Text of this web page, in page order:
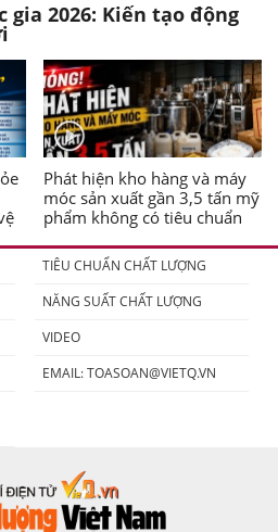
gia 2026: Kiến tạo động
Phát hiện kho hàng và máy
móc sản xuất gần 3,5 tấn mỹ
phẩm không có tiêu chuẩn
TIÊU CHUẨN CHẤT LƯỢNG
NĂNG SUẤT CHẤT LƯỢNG
VIDEO
EMAIL:TOASOAN@VIETQ.VN